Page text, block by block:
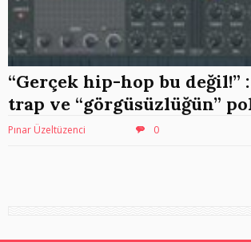
“Gerçek hip-hop bu değil!”
trap ve “görgüsüzlüğün”
Pınar Üzeltüzenci 0